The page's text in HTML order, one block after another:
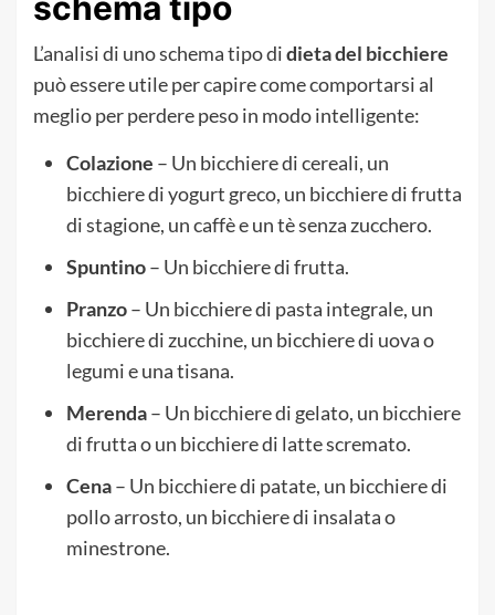
L’analisi di uno schema tipo didieta del bicchiere
può essere utile per capire come comportarsi al
meglio per perdere peso in modo intelligente:
Colazione – Un bicchiere di cereali, un
bicchiere di yogurt greco, un bicchiere di frutta
di stagione, un caffè e un tè senza zucchero.
Spuntino– Un bicchiere di frutta.
Pranzo– Un bicchiere di pasta integrale, un
bicchiere di zucchine, un bicchiere di uova o
legumi e una tisana.
Merenda– Un bicchiere di gelato, un bicchiere
di frutta o un bicchiere di latte scremato.
Cena– Un bicchiere di patate, un bicchiere di
pollo arrosto, un bicchiere di insalata o
minestrone.